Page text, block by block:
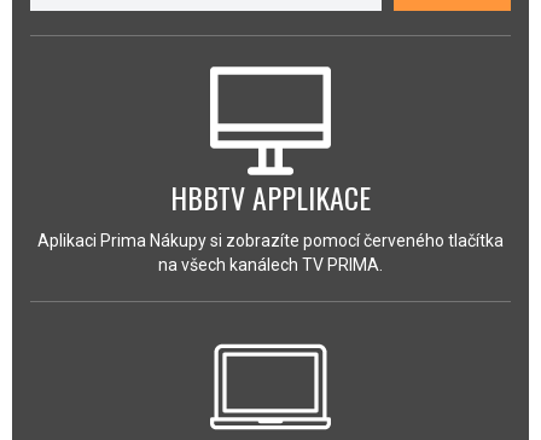
HBBTV APPLIKACE
Aplikaci Prima Nákupy si zobrazíte pomocí červeného tlačítka
na všech kanálech TV PRIMA.